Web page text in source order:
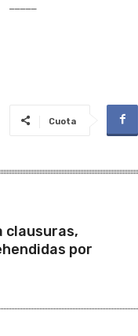
Cuota
clausuras,
por